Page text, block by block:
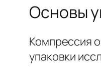
Основы
Компрессия
упаковки